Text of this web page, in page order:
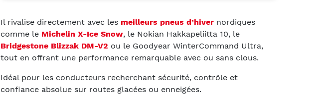
Il rivalise directement avec les meilleurs pneus d’hiver nordiques
comme le Michelin X-Ice Snow, le Nokian Hakkapeliitta 10, le
Bridgestone Blizzak DM-V2 ou le Goodyear WinterCommand Ultra,
tout en offrant une performance remarquable avec ou sans clous.
Idéal pour les conducteurs recherchant sécurité, contrôle et
confiance absolue sur routes glacées ou enneigées.